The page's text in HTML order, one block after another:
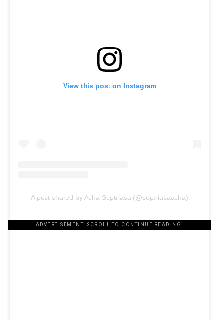
View this post on Instagram
A post shared by Acha Septriasa (@septriasaacha)
ADVERTISEMENT. SCROLL TO CONTINUE READING.